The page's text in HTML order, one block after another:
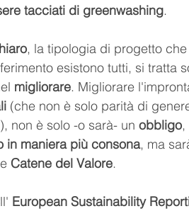
tacciati di greenwashing.
, la tipologia di progetto
esistono tutti, si tratta
migliorare. Migliorare
(che non è solo parità di
non è solo -o sarà- un obbligo,
in maniera più consona, ma
Catene del Valore.
European Sustainability